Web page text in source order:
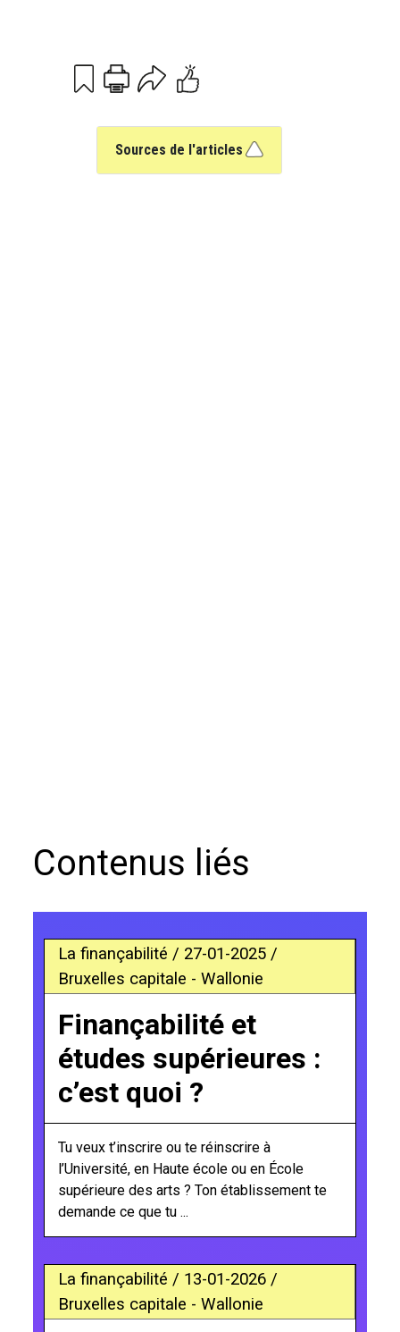
PrintEmail
Sources de l'articles
Contenus liés
La finançabilité / 27-01-2025 /
Bruxelles capitale - Wallonie
Finançabilité et
études supérieures :
c’est quoi ?
Tu veux t’inscrire ou te réinscrire à
l’Université, en Haute école ou en École
supérieure des arts ? Ton établissement te
demande ce que tu ...
La finançabilité / 13-01-2026 /
Bruxelles capitale - Wallonie